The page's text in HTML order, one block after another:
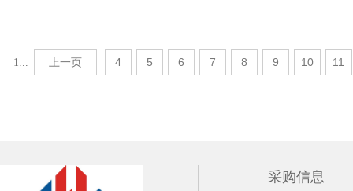
1... 上一页 4 5 6 7 8 9 10 11
采购信息